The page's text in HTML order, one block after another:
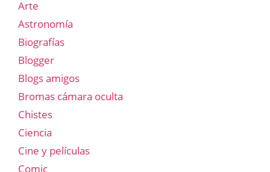
Arte
Astronomía
Biografías
Blogger
Blogs amigos
Bromas cámara oculta
Chistes
Ciencia
Cine y películas
Comic